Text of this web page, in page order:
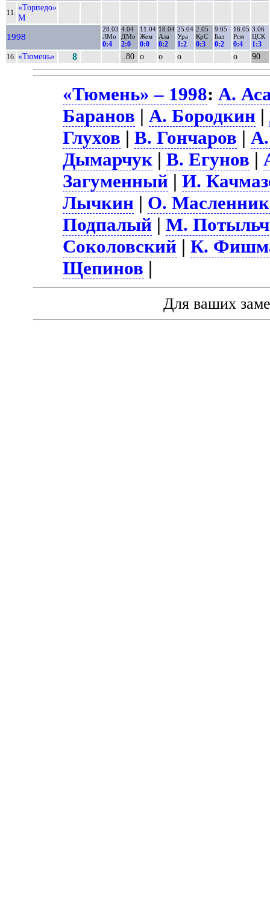
11.
«Торпедо»
М
1998
28.03
ЛМо
0:4
4.04
ДМо
2:0
11.04
Жем
0:0
18.04
Ала
0:2
25.04
Ура
1:2
2.05
КрС
0:3
9.05
Бал
0:2
16.05
Рсм
0:4
3.06
ЦСК
1:3
16. «Тюмень» 8 ..80 о о о о 90
«Тюмень» – 1998:А.
Баранов |А. Бородкин |
Глухов |В. Гончаров |А.
Дымарчук |В. Егунов |
Загуменный |И.
Лычкин | О.
Подпалый |М.
Соколовский |К.
Щепинов |
Для ваших